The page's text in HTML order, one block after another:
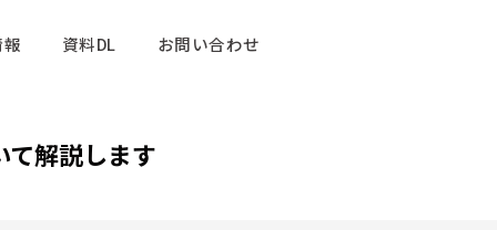
報 資料DL お問い合わせ
て解説します